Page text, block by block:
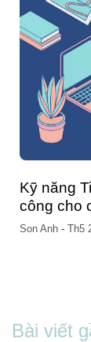
Chang
Bài viết